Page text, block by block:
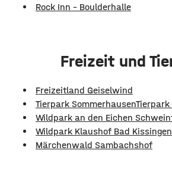
Rock Inn - Boulderhalle
Freizeit und
Freizeitland Geiselwind
Tierpark SommerhausenTierpark
Wildpark an den Eichen
Wildpark Klaushof Bad Kissingen
Märchenwald Sambachshof